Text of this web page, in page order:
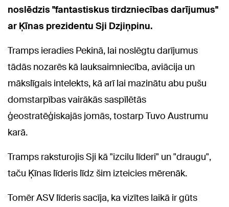
noslēdzis "fantastiskus tirdzniecības darījumus"
ar Ķīnas prezidentu Sji Dzjiņpinu.
Tramps ieradies Pekinā, lai noslēgtu darījumus
tādās nozarēs kā lauksaimniecība, aviācija un
mākslīgais intelekts, kā arī lai mazinātu abu pušu
domstarpības vairākās saspīlētās
ģeostratēģiskajās jomās, tostarp Tuvo Austrumu
karā.
Tramps raksturojis Sji kā "izcilu līderi" un "draugu",
taču Ķīnas līderis līdz šim izteicies mērenāk.
Tomēr ASV līderis sacīja, ka vizītes laikā ir gūts